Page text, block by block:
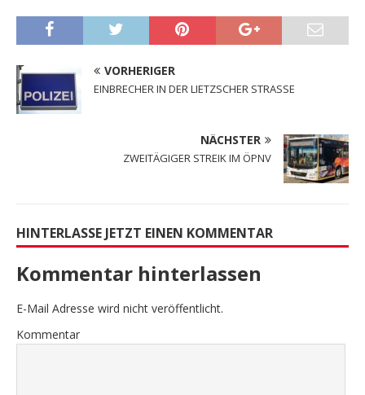
VORHERIGER
EINBRECHER IN DER LIETZSCHER STRASSE
NÄCHSTER
ZWEITÄGIGER STREIK IM ÖPNV
HINTERLASSE JETZT EINEN KOMMENTAR
Kommentar hinterlassen
E-Mail Adresse wird nicht veröffentlicht.
Kommentar